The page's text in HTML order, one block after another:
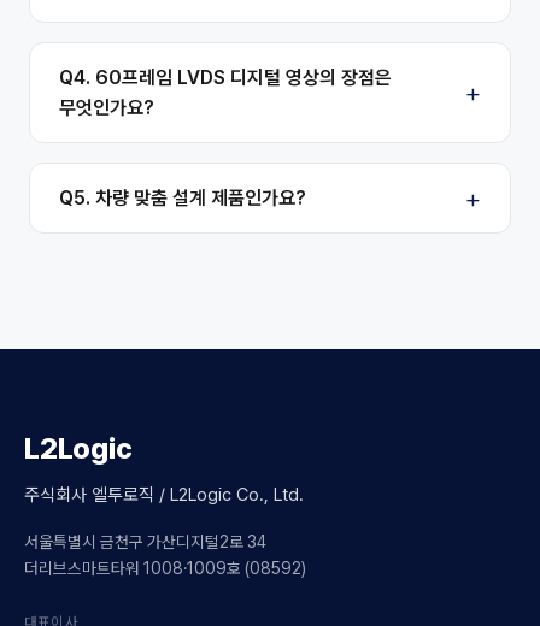
Q4. 60프레임 LVDS 디지털 영상의 장점은
무엇인가요?
Q5. 차량 맞춤 설계 제품인가요?
L2Logic
주식회사 엘투로직 / L2Logic Co., Ltd.
서울특별시 금천구 가산디지털2로 34
더리브스마트타워 1008·1009호 (08592)
대표이사